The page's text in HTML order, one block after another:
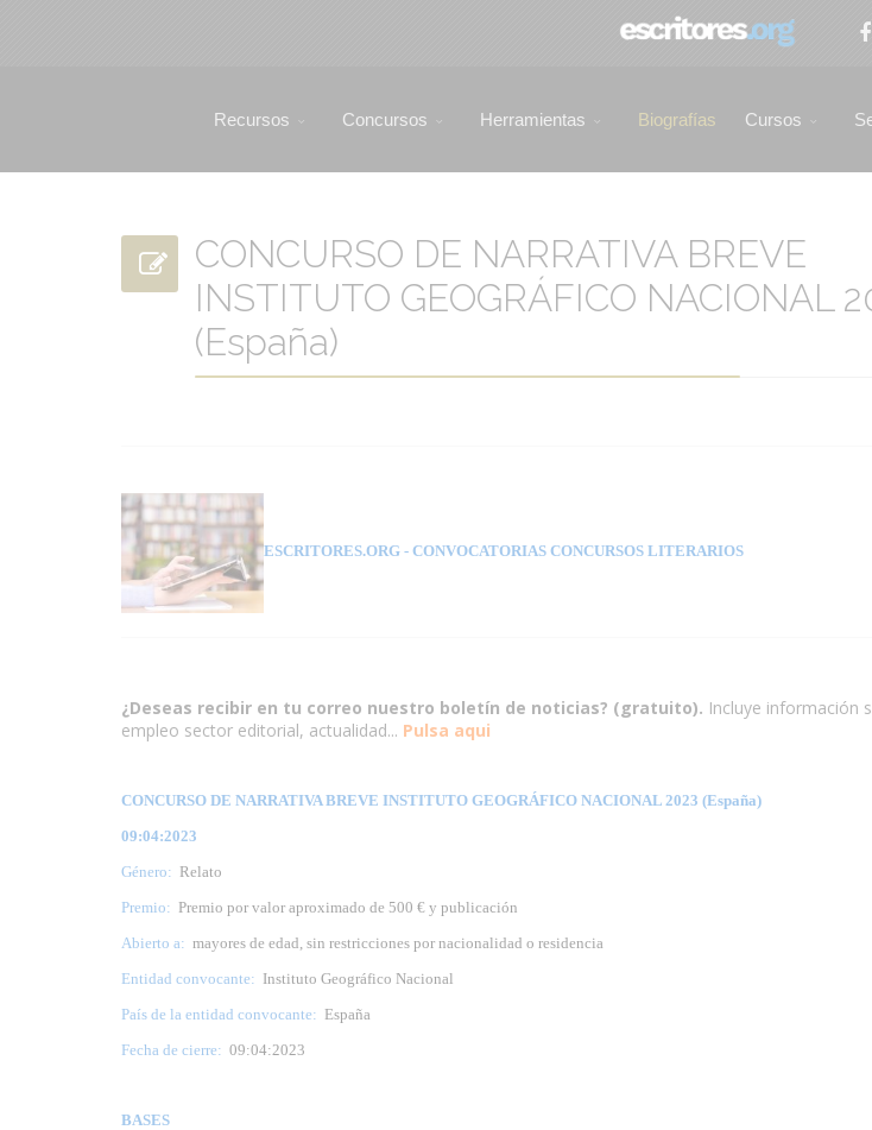
Recursos Concursos Herramientas Biografías Cursos
CONCURSO DE NARRATIVA BREVE
INSTITUTO GEOGRÁFICO NACIONAL
(España)
ESCRITORES.ORG - CONVOCATORIAS CONCURSOS LITERARIOS
¿Deseas recibir en tu correo nuestro boletín de noticias? (gratuito). Incluye información
empleo sector editorial, actualidad... Pulsa aqui
CONCURSO DE NARRATIVA BREVE INSTITUTO GEOGRÁFICO NACIONAL 2023 (España)
09:04:2023
Género: Relato
Premio: Premio por valor aproximado de 500 € y publicación
Abierto a: mayores de edad, sin restricciones por nacionalidad o residencia
Entidad convocante: Instituto Geográfico Nacional
País de la entidad convocante: España
Fecha de cierre: 09:04:2023
BASES